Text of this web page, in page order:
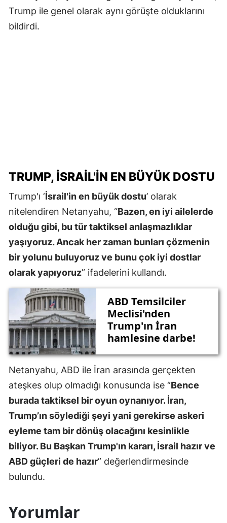
Trump ile genel olarak aynı görüşte olduklarını
bildirdi.
TRUMP, İSRAIL'IN EN BÜYÜK DOSTU
Trump'ı ‘İsrail'in en büyük dostu’ olarak
nitelendiren Netanyahu, “Bazen, en iyi ailelerde
olduğu gibi, bu tür taktiksel anlaşmazlıklar
yaşıyoruz. Ancak her zaman bunları çözmenin
bir yolunu buluyoruz ve bunu çok iyi dostlar
olarak yapıyoruz” ifadelerini kullandı.
ABD Temsilciler
Meclisi'nden
Trump'ın İran
hamlesine darbe!
Netanyahu, ABD ile İran arasında gerçekten
ateşkes olup olmadığı konusunda ise “Bence
burada taktiksel bir oyun oynanıyor. İran,
Trump’ın söylediği şeyi yani gerekirse askeri
eyleme tam bir dönüş olacağını kesinlikle
biliyor. Bu Başkan Trump'ın kararı, İsrail hazır ve
ABD güçleri de hazır” değerlendirmesinde
bulundu.
Yorumlar